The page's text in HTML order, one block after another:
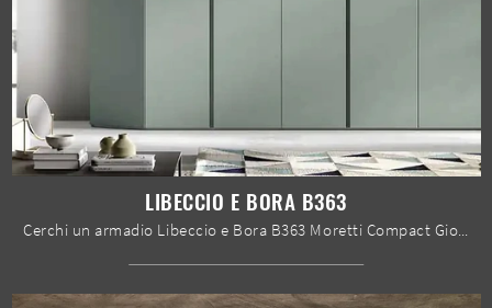
LIBECCIO E BORA B363
Cerchi un armadio Libeccio e Bora B363 Moretti Compact Giorno Notte? Clicca subito! Gli armadi a muro con ante battenti ti aspettano.